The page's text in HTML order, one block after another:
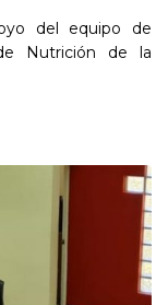
del equipo de
Nutrición de la